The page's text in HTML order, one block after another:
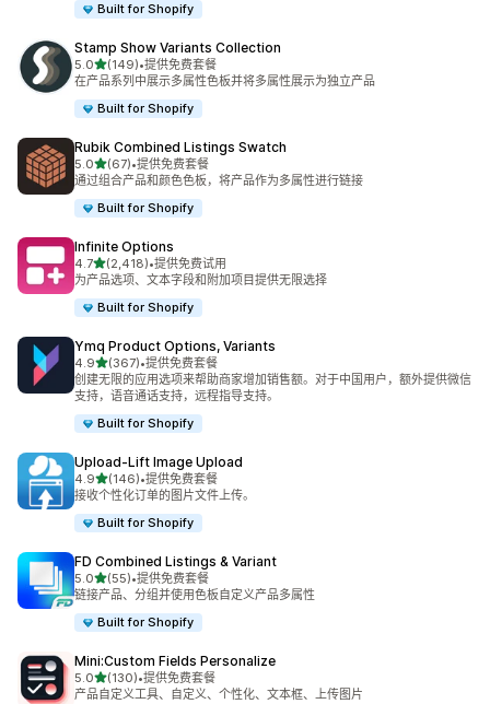
Built for Shopify
Stamp Show Variants Collection
5.0星（满分 5 星）
(149)
总共 149 条评论
•提供免费套餐
在产品系列中展示多属性色板并将多属性展示为独立产品
Built for Shopify
Rubik Combined Listings Swatch
5.0星（满分 5 星）
(67)
总共 67 条评论
•提供免费套餐
通过组合产品和颜色色板，将产品作为多属性进行链接
Built for Shopify
Infinite Options
4.7星（满分 5 星）
(2,418)
总共 2418 条评论
•提供免费试用
为产品选项、文本字段和附加项目提供无限选择
Built for Shopify
Ymq Product Options, Variants
4.9星（满分 5 星）
(367)
总共 367 条评论
•提供免费套餐
创建无限的应用选项来帮助商家增加销售额。对于中国用户，额外提供微信
支持，语音通话支持，远程指导支持。
Built for Shopify
Upload‑Lift Image Upload
4.9星（满分 5 星）
(146)
总共 146 条评论
•提供免费套餐
接收个性化订单的图片文件上传。
Built for Shopify
FD Combined Listings & Variant
5.0星（满分 5 星）
(55)
总共 55 条评论
•提供免费套餐
链接产品、分组并使用色板自定义产品多属性
Built for Shopify
Mini:Custom Fields Personalize
5.0星（满分 5 星）
(130)
总共 130 条评论
•提供免费套餐
产品自定义工具、自定义、个性化、文本框、上传图片